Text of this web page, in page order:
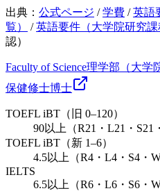
出典： 公式ページ /学費 /英語
覧）
/英語要件（大学院研究課
認）
Faculty of Science理学部（大学
保健修士博士
TOEFL iBT（旧 0–120）
90以上（R21・L21・S21
TOEFL iBT（新 1–6）
4.5以上（R4・L4・S4・
IELTS
6.5以上（R6・L6・S6・